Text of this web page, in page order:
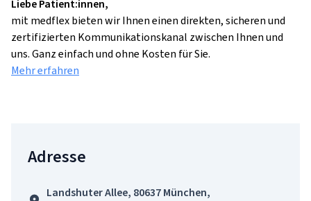
Liebe Patient:innen,
mit medflex bieten wir Ihnen einen direkten, sicheren und
zertifizierten Kommunikationskanal zwischen Ihnen und
uns. Ganz einfach und ohne Kosten für Sie.
Mehr erfahren
Adresse
Landshuter Allee, 80637 München,